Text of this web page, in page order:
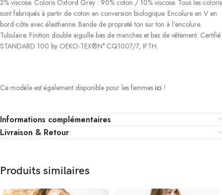
2% viscose. Coloris Oxford Grey : 90% coton / 10% viscose. Tous les coloris
sont fabriqués à partir de coton en conversion biologique. Encolure en V en
bord-côte avec élasthanne. Bande de propreté ton sur ton à l’encolure.
Tubulaire. Finition double aiguille bas de manches et bas de vêtement. Certifié
STANDARD 100 by OEKO-TEX®N° CQ1007/7, IFTH.
Ce modèle est également disponible pour les femmes ici !
Informations complémentaires
Livraison & Retour
Produits similaires